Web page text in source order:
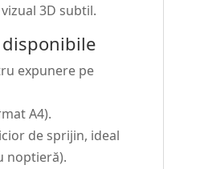
3D subtil.
expunere pe
A4).
de sprijin, ideal
noptieră).